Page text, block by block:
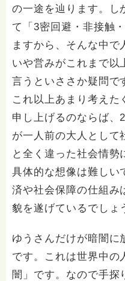
の一途を辿ります。し
て「3密回避・非接触
ますから、そんな中で
いや営みがこれまで以
言うといささか疑問で
これ以上あまり考えた
申し上げるのならば、
が一人前の大人として
と全く違った社会情勢
具体的な想像は難しい
済や社会保障の仕組み
貌を遂げているでしょ
ゆうさんだけが暗闇に
です。これは世界中の
闇」です。なので手探